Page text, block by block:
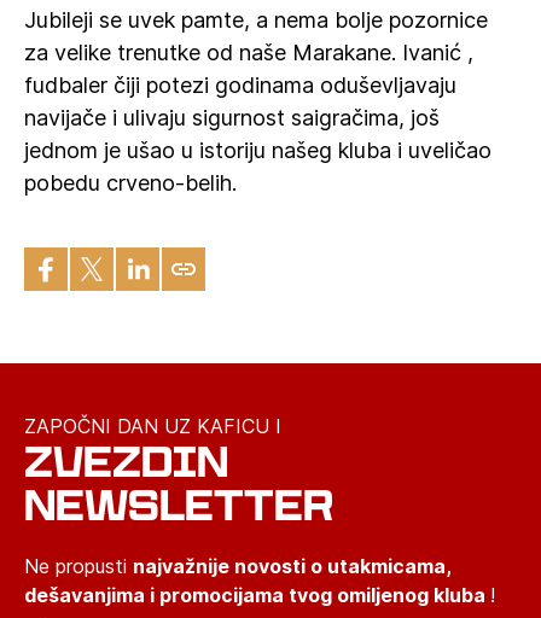
Jubileji se uvek pamte, a nema bolje pozornice
za velike trenutke od naše Marakane. Ivanić ,
fudbaler čiji potezi godinama oduševljavaju
navijače i ulivaju sigurnost saigračima, još
jednom je ušao u istoriju našeg kluba i uveličao
pobedu crveno-belih.
ZAPOČNI DAN UZ KAFICU I
ZVEZDIN
NEWSLETTER
Ne propusti najvažnije novosti o utakmicama,
dešavanjima i promocijama tvog omiljenog kluba !